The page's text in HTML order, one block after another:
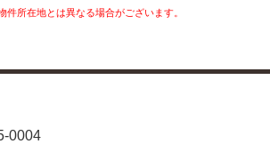
所在地とは異なる場合がございます。
0004